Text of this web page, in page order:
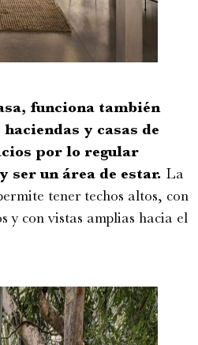
funciona también
y casas de
por lo regular
ser un área de estar. La
tener techos altos, con
y con vistas amplias hacia el